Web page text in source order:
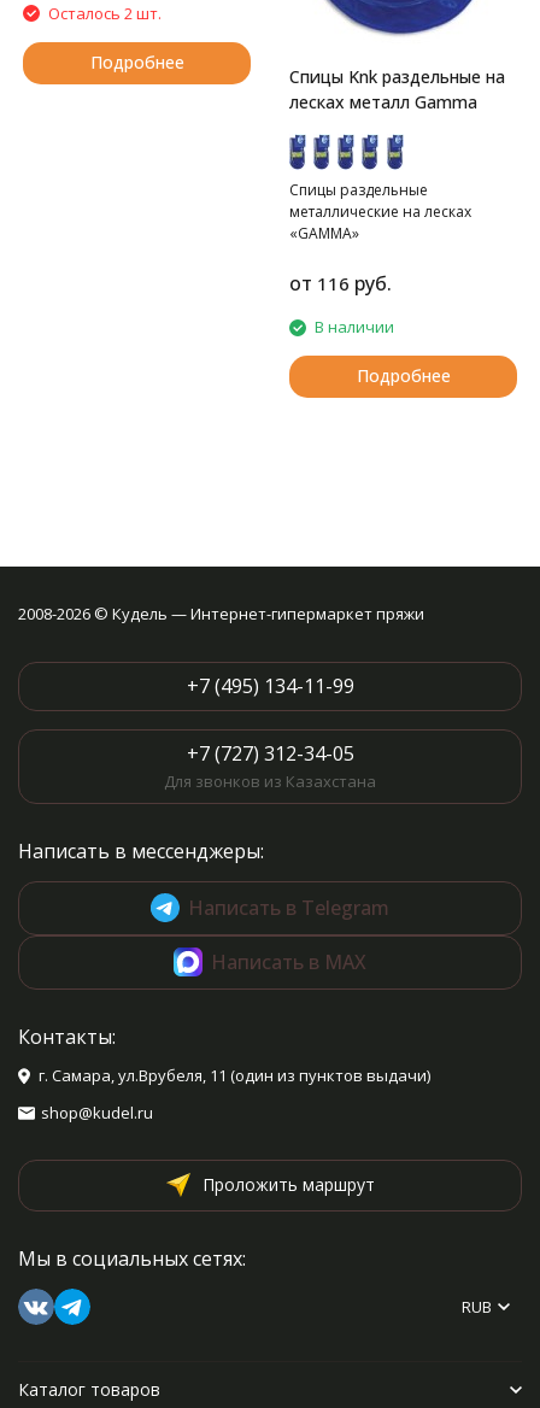
Осталось 2 шт.
Подробнее
Спицы Knk раздельные на
лесках металл Gamma
Спицы раздельные
металлические на лесках
«GAMMA»
от 116 руб.
В наличии
Подробнее
2008-2026 © Кудель — Интернет-гипермаркет пряжи
+7 (495) 134-11-99
+7 (727) 312-34-05
Для звонков из Казахстана
Написать в мессенджеры:
Написать в Telegram
Написать в MAX
Контакты:
г. Самара, ул.Врубеля, 11 (один из пунктов выдачи)
shop@kudel.ru
Проложить маршрут
Мы в социальных сетях:
RUB
Каталог товаров